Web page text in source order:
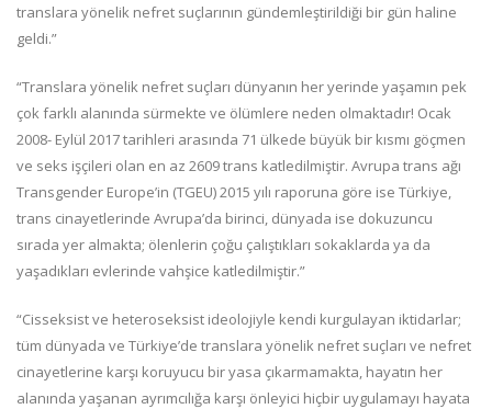
translara yönelik nefret suçlarının gündemleştirildiği bir gün haline
geldi.”
“Translara yönelik nefret suçları dünyanın her yerinde yaşamın pek
çok farklı alanında sürmekte ve ölümlere neden olmaktadır! Ocak
2008- Eylül 2017 tarihleri arasında 71 ülkede büyük bir kısmı göçmen
ve seks işçileri olan en az 2609 trans katledilmiştir. Avrupa trans ağı
Transgender Europe’in (TGEU) 2015 yılı raporuna göre ise Türkiye,
trans cinayetlerinde Avrupa’da birinci, dünyada ise dokuzuncu
sırada yer almakta; ölenlerin çoğu çalıştıkları sokaklarda ya da
yaşadıkları evlerinde vahşice katledilmiştir.”
“Cisseksist ve heteroseksist ideolojiyle kendi kurgulayan iktidarlar;
tüm dünyada ve Türkiye’de translara yönelik nefret suçları ve nefret
cinayetlerine karşı koruyucu bir yasa çıkarmamakta, hayatın her
alanında yaşanan ayrımcılığa karşı önleyici hiçbir uygulamayı hayata